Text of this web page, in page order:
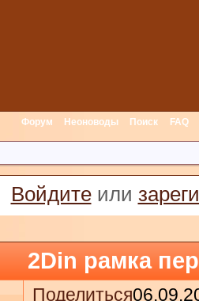
Форум Неоноводы Поиск FAQ
Войдитеили
2Din рамка
Поделиться